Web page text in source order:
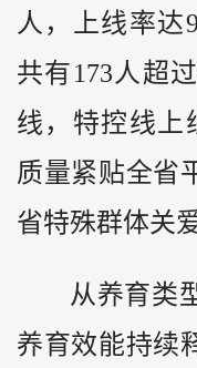
人，上线率达
共有173人超
线，特控线上
质量紧贴全省
省特殊群体关
从养育类
养育效能持续